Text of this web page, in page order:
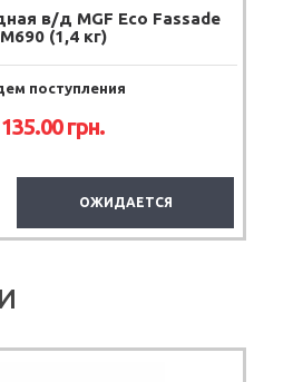
Краска резиновая